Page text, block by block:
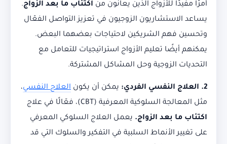
أمرًا مفيدًا للأزواج الذين يعانون من اكتئاب ما بعد الزواج.
يساعد الاستشاريون الزوجيون في تعزيز التواصل الفعّال
وتحسين فهم الشريكين لاحتياجات بعضهما البعض.
يمكنهم أيضًا تعليم الأزواج استراتيجيات للتعامل مع
التحديات الزوجية وحل المشاكل المشتركة.
2. العلاج النفسي الفردي: يمكن أن يكون العلاج النفسي،
مثل المعالجة السلوكية المعرفية (CBT)، فعّالًا في علاج
اكتئاب ما بعد الزواج. يعمل العلاج السلوكي المعرفي
على تغيير الأنماط السلبية في التفكير والسلوك التي قد